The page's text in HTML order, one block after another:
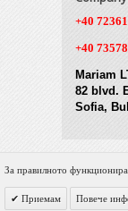
+40
+40
Mariam
82 blvd.
Sofia,
©
За правилното
Приемам Повече